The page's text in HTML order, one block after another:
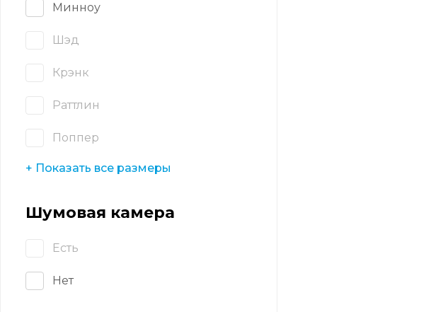
Минноу
Шэд
Крэнк
Раттлин
Поппер
+ Показать все размеры
Шумовая камера
Есть
Нет